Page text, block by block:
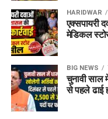
HARIDWAR
एक्सपायरी
मेडिकल
BIG NEWS
चुनावी साल
से पहले ढाई